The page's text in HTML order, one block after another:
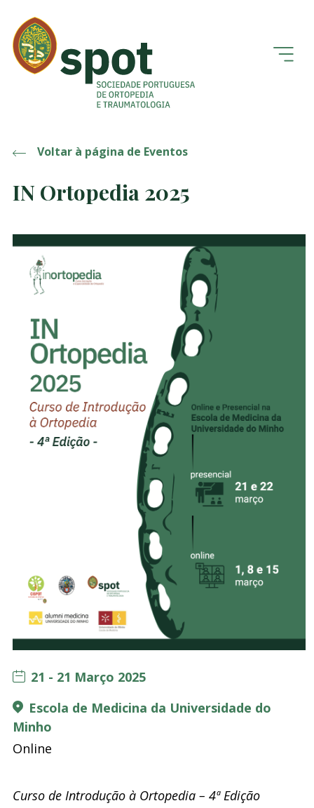
Voltar à página de Eventos
IN Ortopedia 2025
21 - 21 Março 2025
Escola de Medicina da Universidade do
Minho
Online
Curso de Introdução à Ortopedia – 4ª Edição